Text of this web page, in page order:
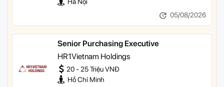
Hà Nội
05/08/2026
Senior Purchasing Executive
HR1Vietnam Holdings
20 - 25 Triệu VNĐ
Hồ Chí Minh